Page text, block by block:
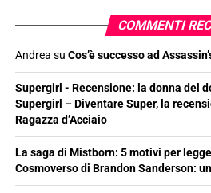
COMMENTI
Andrea su Cos’è successo ad
Supergirl - Recensione: la donna del
Supergirl – Diventare Super, la
Ragazza d’Acciaio
La saga di Mistborn: 5 motivi per
Cosmoverso di Brandon Sanderson: